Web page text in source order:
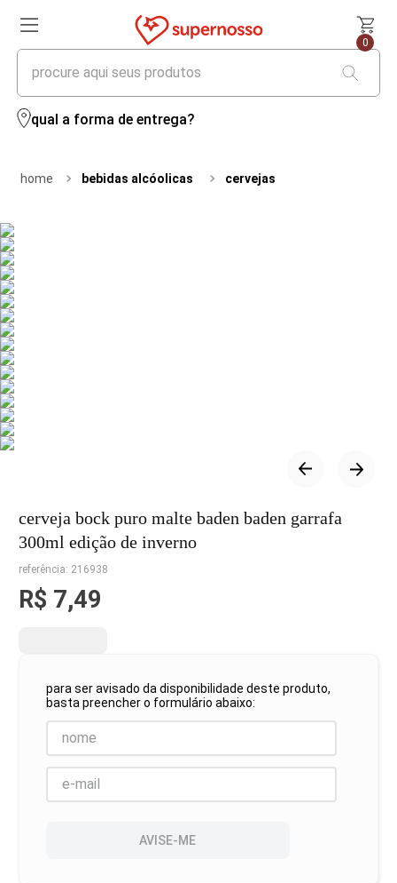
0
procure aqui seus produtos
qual a forma de entrega?
bebidas alcóolicas cervejas
cerveja bock puro malte baden baden garrafa
300ml edição de inverno
referência: 216938
R$ 7,49
AVISE-ME
termos mais buscados
2º leite